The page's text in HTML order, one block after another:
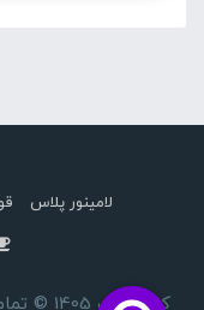
لامینور پلاس
کپی